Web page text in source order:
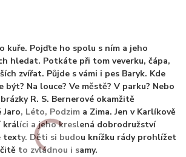
kuře. Pojďte ho spolu s ním a jeho
hledat. Potkáte při tom veverku, čápa,
zvířat. Půjde s vámi i pes Baryk. Kde
být? Na louce? Ve městě? V parku? Nebo
R. S. Bernerové okamžitě
Léto, Podzim a Zima. Jen v Karlíkově
a jeho kreslená dobrodružství
texty. Děti si budou knížku rády prohlížet
to zvládnou i samy.